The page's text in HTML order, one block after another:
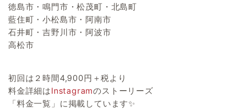
徳島市・鳴門市・松茂町・北島町
藍住町・小松島市・阿南市
石井町・吉野川市・阿波市
高松市
初回は２時間4,900円＋税より
料金詳細はInstagramのストーリーズ
「料金一覧」に掲載しています✨